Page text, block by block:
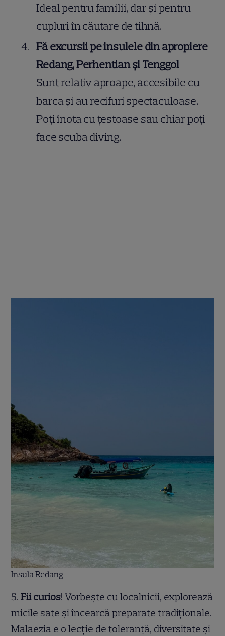
Ideal pentru familii, dar și pentru
cupluri în căutare de tihnă.
Fă excursii pe insulele din apropiere
Redang, Perhentian și Tenggol
Sunt relativ aproape, accesibile cu
barca și au recifuri spectaculoase.
Poți înota cu țestoase sau chiar poți
face scuba diving.
Insula Redang
5.Fii curios! Vorbește cu localnicii, explorează
micile sate și încearcă preparate tradiționale.
Malaezia e o lecție de toleranță, diversitate și